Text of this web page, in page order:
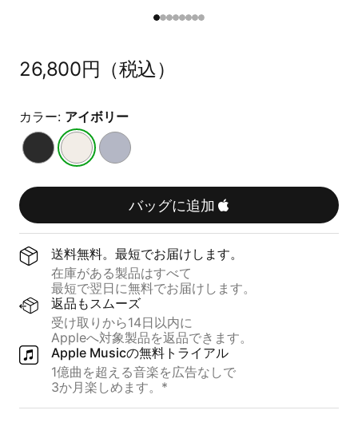
通
格
26,800円（税込）
カラー: アイボリー
ブ
ラ
ク
ゴ
ー
ル
ア
イ
ト
ラ
ア
レ
ン
ト
バッグに追加
送料無料。​​最短で​​お届けします。
在庫が​​ある​​製品は​​すべて
最短で​​翌日に​​無料で​​お届けします。
返品も​​スムーズ
受け取りから​​14日以内に
Appleへ​​対象製品を​​返品できます。
Apple Musicの​​無料トライアル
1億曲を​​超える​​音楽を​​広告なしで
3か​​月​楽しめます。​​*